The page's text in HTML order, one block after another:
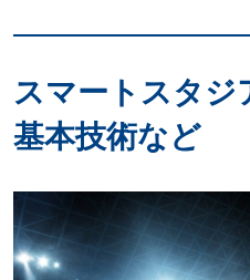
スマートスタジ
基本技術など